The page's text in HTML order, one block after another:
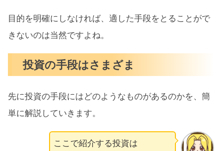
目的を明確にしなければ、適した手段をとることがで
きないのは当然ですよね。
投資の手段はさまざま
先に投資の手段にはどのようなものがあるのかを、簡
単に解説していきます。
ここで紹介する投資は